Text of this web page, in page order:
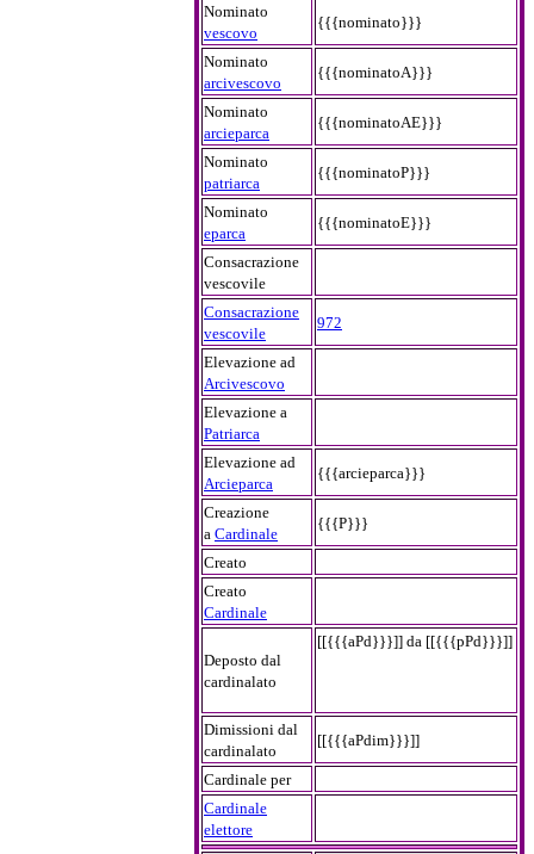
Nominato
vescovo
{{{nominato}}}
Nominato
arcivescovo
{{{nominatoA}}}
Nominato
arcieparca
{{{nominatoAE}}}
Nominato
patriarca
{{{nominatoP}}}
Nominato
eparca
{{{nominatoE}}}
Consacrazione
vescovile
Consacrazione
vescovile
972
Elevazione ad
Arcivescovo
Elevazione a
Patriarca
Elevazione ad
Arcieparca
{{{arcieparca}}}
Creazione
a Cardinale
{{{P}}}
Creato
Creato
Cardinale
Deposto dal
cardinalato
[[{{{aPd}}}]] da [[{{{pPd}}}]]
Dimissioni dal
cardinalato
[[{{{aPdim}}}]]
Cardinale per
Cardinale
elettore